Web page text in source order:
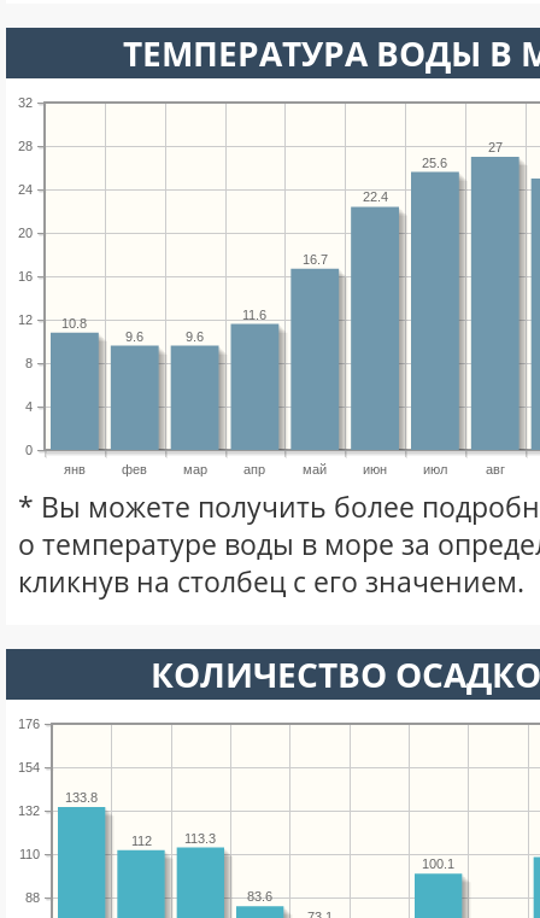
ТЕМПЕРАТУРА ВОДЫ В
янв фев мар апр май июн июл авг
0
4
8
12
16
20
24
28
32
27
25.6
22.4
16.7
11.6
9.6
9.6
10.8
* Вы можете получить более
о температуре воды в море за
кликнув на столбец с его значением.
КОЛИЧЕСТВО
88
110
132
154
176
100.1
83.6
113.3
112
133.8